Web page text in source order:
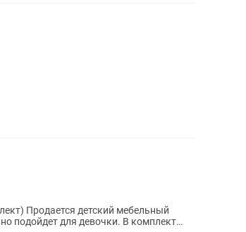
для девочки. В комплект